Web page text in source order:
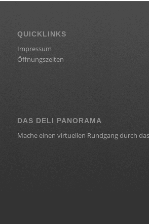
QUICKLINKS
Impressum
Öffnungszeiten
DAS DELI PANORAMA
Mache einen virtuellen Rundgang durch